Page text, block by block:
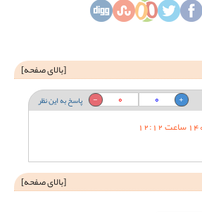
[بالای صفحه]
پاسخ به این نظر 0
0
[بالای صفحه]